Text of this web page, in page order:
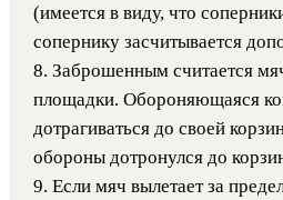
(имеется в виду, что
сопернику засчитывается
8. Заброшенным считается
площадки. Обороняющаяся
дотрагиваться до своей
обороны дотронулся до
9. Если мяч вылетает за